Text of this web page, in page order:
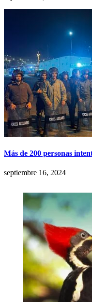
Más de 200 personas
septiembre 16, 2024